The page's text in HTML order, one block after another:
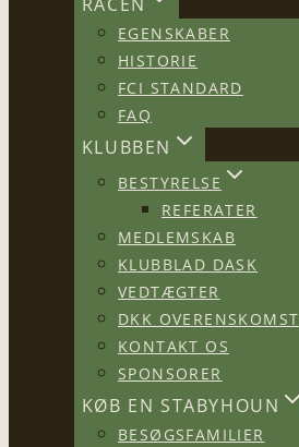
EGENSKABER
HISTORIE
FCI STANDARD
FAQ
KLUBBEN
BESTYRELSE
REFERATER
MEDLEMSKAB
KLUBBLAD DASK
VEDTÆGTER
DKK OVERENSKOMST
KONTAKT OS
SPONSORER
KØB EN STABYHOUN
BESØGSFAMILIER